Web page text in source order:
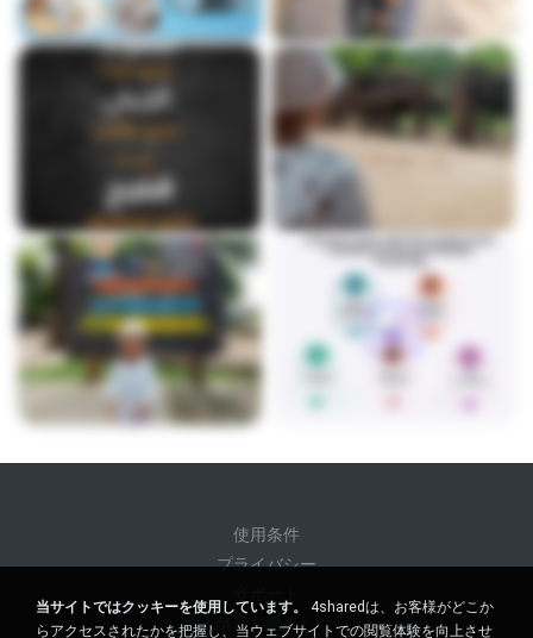
使用条件
プライバシー
個人情報を販売しない
当サイトではクッキーを使用しています。
4sharedは、お客様がどこか
らアクセスされたかを把握し、当ウェブサイトでの閲覧体験を向上させ